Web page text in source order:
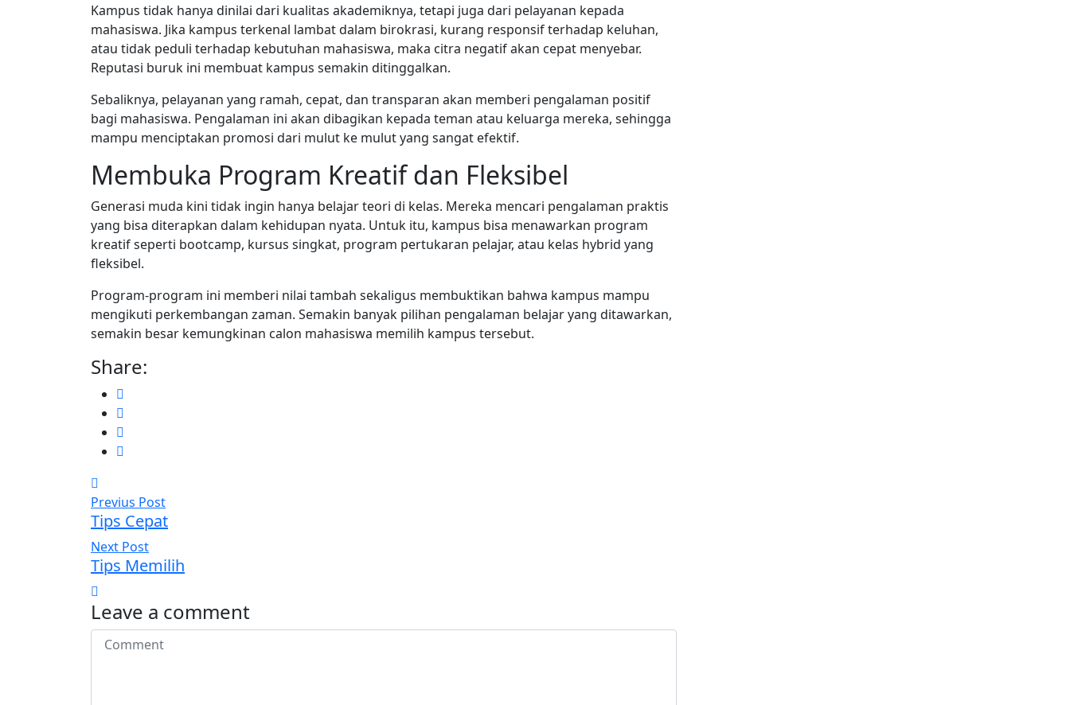
Kampus tidak hanya dinilai dari kualitas akademiknya, tetapi juga dari pelayanan kepada
mahasiswa. Jika kampus terkenal lambat dalam birokrasi, kurang responsif terhadap keluhan,
atau tidak peduli terhadap kebutuhan mahasiswa, maka citra negatif akan cepat menyebar.
Reputasi buruk ini membuat kampus semakin ditinggalkan.
Sebaliknya, pelayanan yang ramah, cepat, dan transparan akan memberi pengalaman positif
bagi mahasiswa. Pengalaman ini akan dibagikan kepada teman atau keluarga mereka, sehingga
mampu menciptakan promosi dari mulut ke mulut yang sangat efektif.
Membuka Program Kreatif dan Fleksibel
Generasi muda kini tidak ingin hanya belajar teori di kelas. Mereka mencari pengalaman praktis
yang bisa diterapkan dalam kehidupan nyata. Untuk itu, kampus bisa menawarkan program
kreatif seperti bootcamp, kursus singkat, program pertukaran pelajar, atau kelas hybrid yang
fleksibel.
Program-program ini memberi nilai tambah sekaligus membuktikan bahwa kampus mampu
mengikuti perkembangan zaman. Semakin banyak pilihan pengalaman belajar yang ditawarkan,
semakin besar kemungkinan calon mahasiswa memilih kampus tersebut.
Share:
Previus Post
Tips Cepat
Next Post
Tips Memilih
Leave a comment